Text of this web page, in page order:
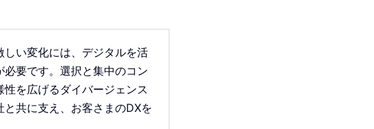
しい変化には、デジタルを活
要です。選択と集中のコン
を広げるダイバージェンス
共に支え、お客さまのDXを